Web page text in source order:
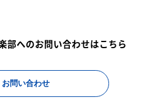
部へのお問い合わせはこちら
お問い合わせ